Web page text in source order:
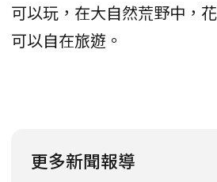
可以玩，在大自然荒野中，
可以自在旅遊。
更多新聞報導